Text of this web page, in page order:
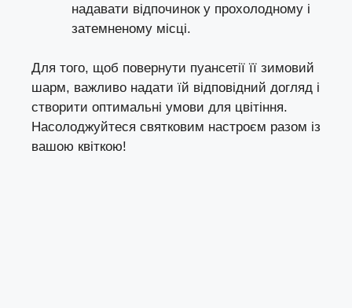
надавати відпочинок у прохолодному і
затемненому місці.
Для того, щоб повернути пуансетії її зимовий
шарм, важливо надати їй відповідний догляд і
створити оптимальні умови для цвітіння.
Насолоджуйтеся святковим настроєм разом із
вашою квіткою!